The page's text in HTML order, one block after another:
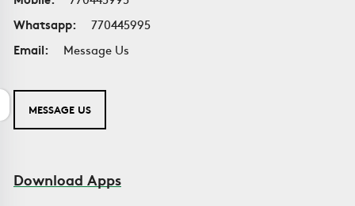
Whatsapp:
770445995
Email:
Message Us
MESSAGE US
Download Apps